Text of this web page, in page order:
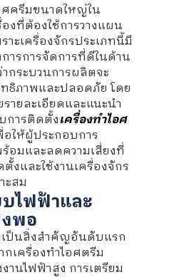
ศครีมขนาดใหญ่ใน
งที่ต้องใช้การวางแผน
ะเครื่องจักรประเภทนี้มี
ารการจัดการที่ดีในด้าน
ากระบวนการผลิตจะ
ธิภาพและปลอดภัย โดย
ายละเอียดและแนะนำ
การติดตั้งเครื่องทำไอศ
อให้ผู้ประกอบการ
อมและลดความเสี่ยงที่
งและใช้งานเครื่องจักร
ะสม
ไฟฟ้าและ
พอ
เป็นสิ่งสำคัญอันดับแรก
เครื่องทำไอศตรีม
นไฟฟ้าสูง การเตรียม